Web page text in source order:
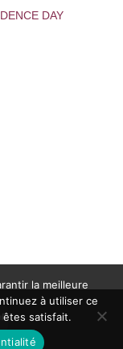
DAY
PayPal
la meilleure
à utiliser ce
satisfait.